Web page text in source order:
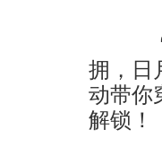
“
拥，日
动带你
解锁！